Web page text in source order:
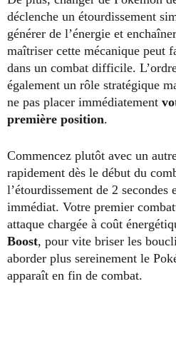
déclenche un étourdissement
générer de l’énergie et
maîtriser cette mécanique peut
dans un combat difficile.
également un rôle stratégique
ne pas placer immédiatement
première position.
Commencez plutôt avec un
rapidement dès le début du
l’étourdissement de 2 secondes
immédiat. Votre premier
attaque chargée à coût
Boost, pour vite briser les
aborder plus sereinement le
apparaît en fin de combat.